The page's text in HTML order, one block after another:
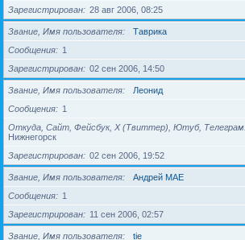
Зарегистрирован
28 авг 2006, 08:25
Звание, Имя пользователя
Таврика
Сообщения
1
Зарегистрирован
02 сен 2006, 14:50
Звание, Имя пользователя
Леонид
Сообщения
1
Откуда, Сайт, Фейсбук, X (Твиттер), Ютуб, Телеграм
Нижнегорск
Зарегистрирован
02 сен 2006, 19:52
Звание, Имя пользователя
Андрей МАЕ
Сообщения
1
Зарегистрирован
11 сен 2006, 02:57
Звание, Имя пользователя tie